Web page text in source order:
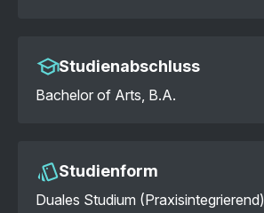
Studienabschluss
Bachelor of Arts, B.A.
Studienform
Duales Studium (Praxisintegrierend)